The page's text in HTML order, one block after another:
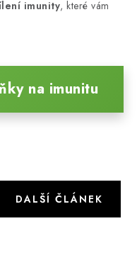
imunity, které vám
na imunitu
DALŠÍ ČLÁNEK